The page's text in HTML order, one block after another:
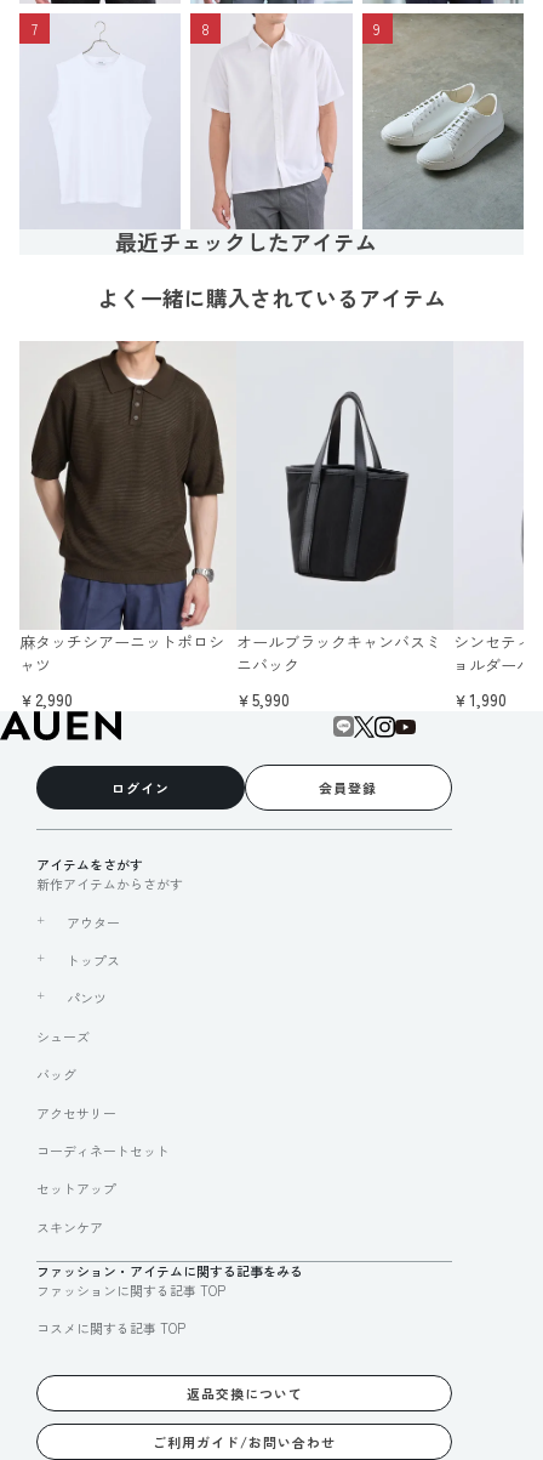
7 8 9
最近チェックしたアイテム
よく一緒に購入されているアイテム
麻タッチシアーニットポロシ
ャツ
￥2,990
オールブラックキャンバスミ
ニバック
￥5,990
シンセティ
ョルダーバ
￥1,990
ログイン 会員登録
アイテムをさがす
新作アイテムからさがす
アウター
トップス
パンツ
シューズ
バッグ
アクセサリー
コーディネートセット
セットアップ
スキンケア
ファッション・アイテムに関する記事をみる
ファッションに関する記事 TOP
コスメに関する記事 TOP
返品交換について
ご利用ガイド/お問い合わせ